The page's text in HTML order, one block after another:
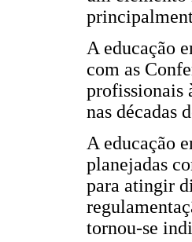
A educação
com as
profissionais
nas décadas
A educação
planejadas
para atingir
tornou-se